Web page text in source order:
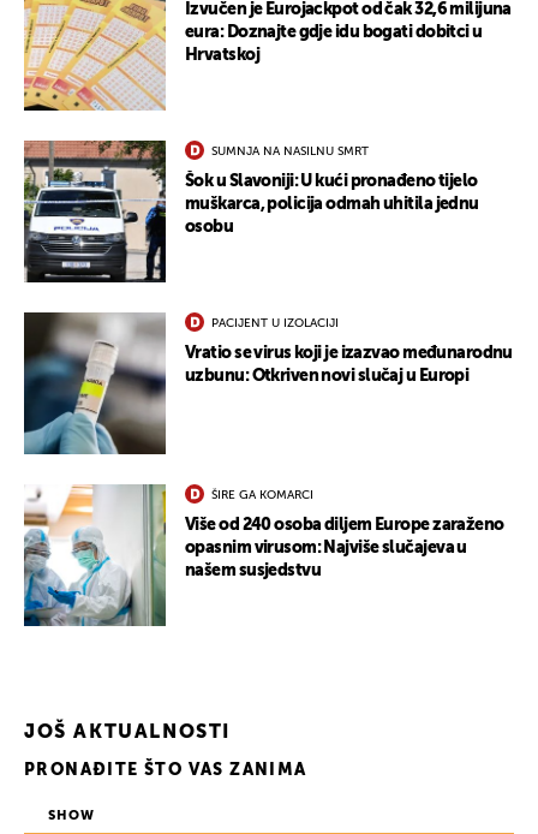
Izvučen je Eurojackpot od čak 32,6 milijuna
eura: Doznajte gdje idu bogati dobitci u
Hrvatskoj
SUMNJA NA NASILNU SMRT
Šok u Slavoniji: U kući pronađeno tijelo
muškarca, policija odmah uhitila jednu
osobu
PACIJENT U IZOLACIJI
Vratio se virus koji je izazvao međunarodnu
uzbunu: Otkriven novi slučaj u Europi
ŠIRE GA KOMARCI
Više od 240 osoba diljem Europe zaraženo
opasnim virusom: Najviše slučajeva u
našem susjedstvu
JOŠ AKTUALNOSTI
PRONAĐITE ŠTO VAS ZANIMA
SHOW